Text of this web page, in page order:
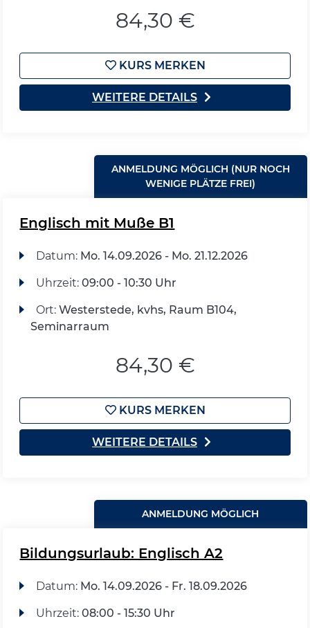
84,30 €
KURS MERKEN
WEITERE DETAILS
ANMELDUNG MÖGLICH (NUR NOCH
WENIGE PLÄTZE FREI)
Englisch mit Muße B1
Datum: Mo. 14.09.2026 - Mo. 21.12.2026
Uhrzeit: 09:00 - 10:30 Uhr
Ort: Westerstede, kvhs, Raum B104,
Seminarraum
84,30 €
KURS MERKEN
WEITERE DETAILS
ANMELDUNG MÖGLICH
Bildungsurlaub: Englisch A2
Datum: Mo. 14.09.2026 - Fr. 18.09.2026
Uhrzeit: 08:00 - 15:30 Uhr